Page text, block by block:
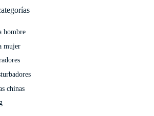
hombre
mujer
chinas